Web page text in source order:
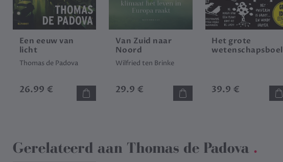
Een eeuw van
licht
Thomas de Padova
26.99 €
Van Zuid naar
Noord
Wilfried ten Brinke
29.9 €
Het grote
wetenschapsboek
39.9 €
Gerelateerd aan Thomas de Padova .